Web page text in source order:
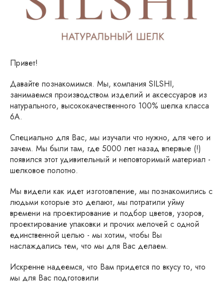
Привет!
Давайте познакомимся. Мы, компания SILSHI,
занимаемся производством изделий и аксессуаров из
натурального, высококачественного 100% шелка класса
6А.
Специально для Вас, мы изучали что нужно, для чего и
зачем. Мы были там, где 5000 лет назад впервые (!)
появился этот удивительный и неповторимый материал -
шелковое полотно.
Мы видели как идет изготовление, мы познакомились с
людьми которые это делают, мы потратили уйму
времени на проектирование и подбор цветов, узоров,
проектирование упаковки и прочих мелочей с одной
единственной целью - мы хотим, чтобы Вы
наслаждались тем, что мы для Вас делаем.
Искренне надеемся, что Вам придется по вкусу то, что
мы для Вас подготовили